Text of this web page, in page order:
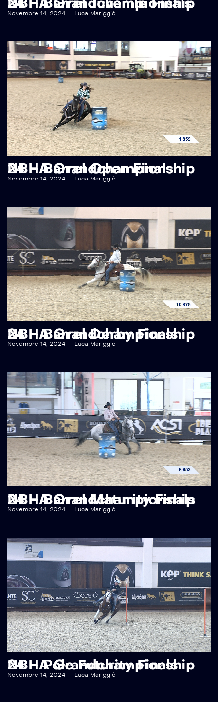
Novembre 14, 2024 Luca Mariggiò
NBHA Grandchampionship 24 – Barrel Open Finals
Novembre 14, 2024 Luca Mariggiò
NBHA Grandchampionship 24 – Barrel Derby Finals
Novembre 14, 2024 Luca Mariggiò
NBHA Grandchampionship 24 – Barrel Maturity Finals
Novembre 14, 2024 Luca Mariggiò
NBHA Grandchampionship 24 – Pole Futurity Finals
Novembre 14, 2024 Luca Mariggiò